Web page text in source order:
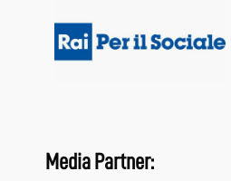
Media Partner: